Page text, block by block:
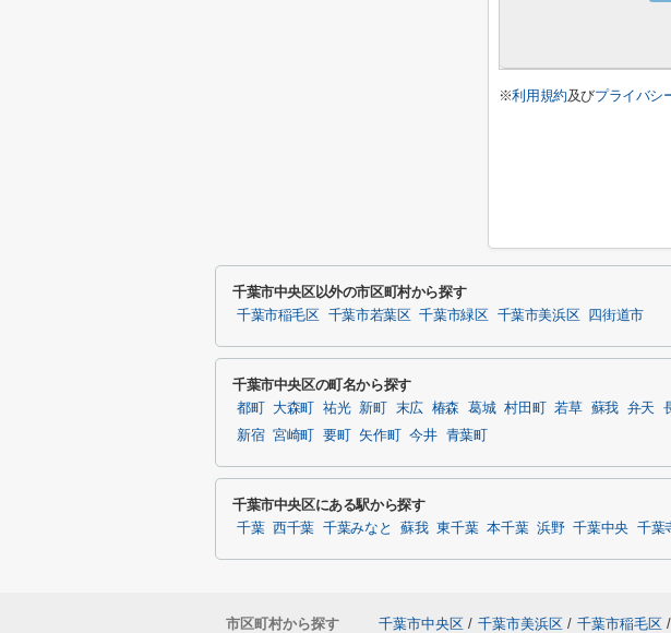
※利用規約及びプライバシ
千葉市中央区以外の市区町村から探す
千葉市稲毛区 千葉市若葉区 千葉市緑区 千葉市美浜区 四街道市
千葉市中央区の町名から探す
都町 大森町 祐光 新町 末広 椿森 葛城 村田町 若草 蘇我 弁天
新宿 宮崎町 要町 矢作町 今井 青葉町
千葉市中央区にある駅から探す
千葉 西千葉 千葉みなと 蘇我 東千葉 本千葉 浜野 千葉中央 千葉
市区町村から探す 千葉市中央区 / 千葉市美浜区 / 千葉市稲毛区 /